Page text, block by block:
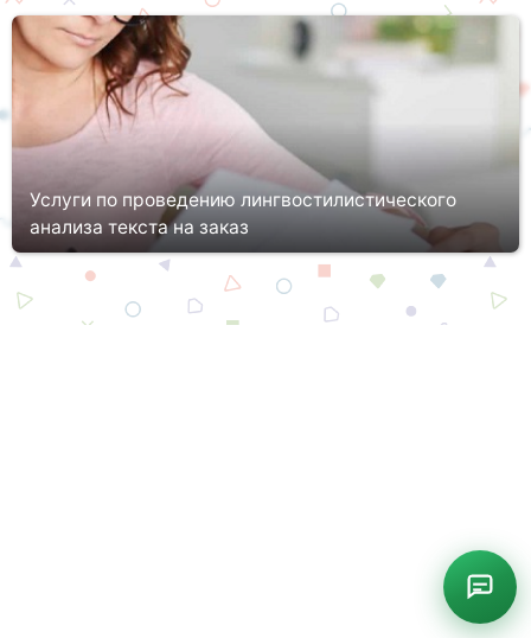
Услуги по проведению лингвостилистического
анализа текста на заказ
Подготовка любой документации, будь то курсовая работа или
научная статья, приказ или акт по результатам ревизии требует
грамотной постановки вопроса и аргументированного